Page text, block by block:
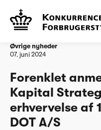
Forside
A/S erhvervelse af
Øvrige nyheder
07. juni 2024
Forenklet
Kapital
erhvervelse af
DOT A/S